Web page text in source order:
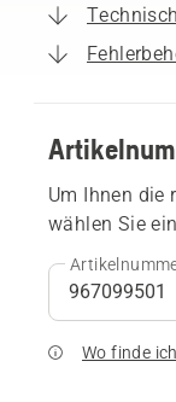
Um Ihnen die
wählen Sie
Wo finde